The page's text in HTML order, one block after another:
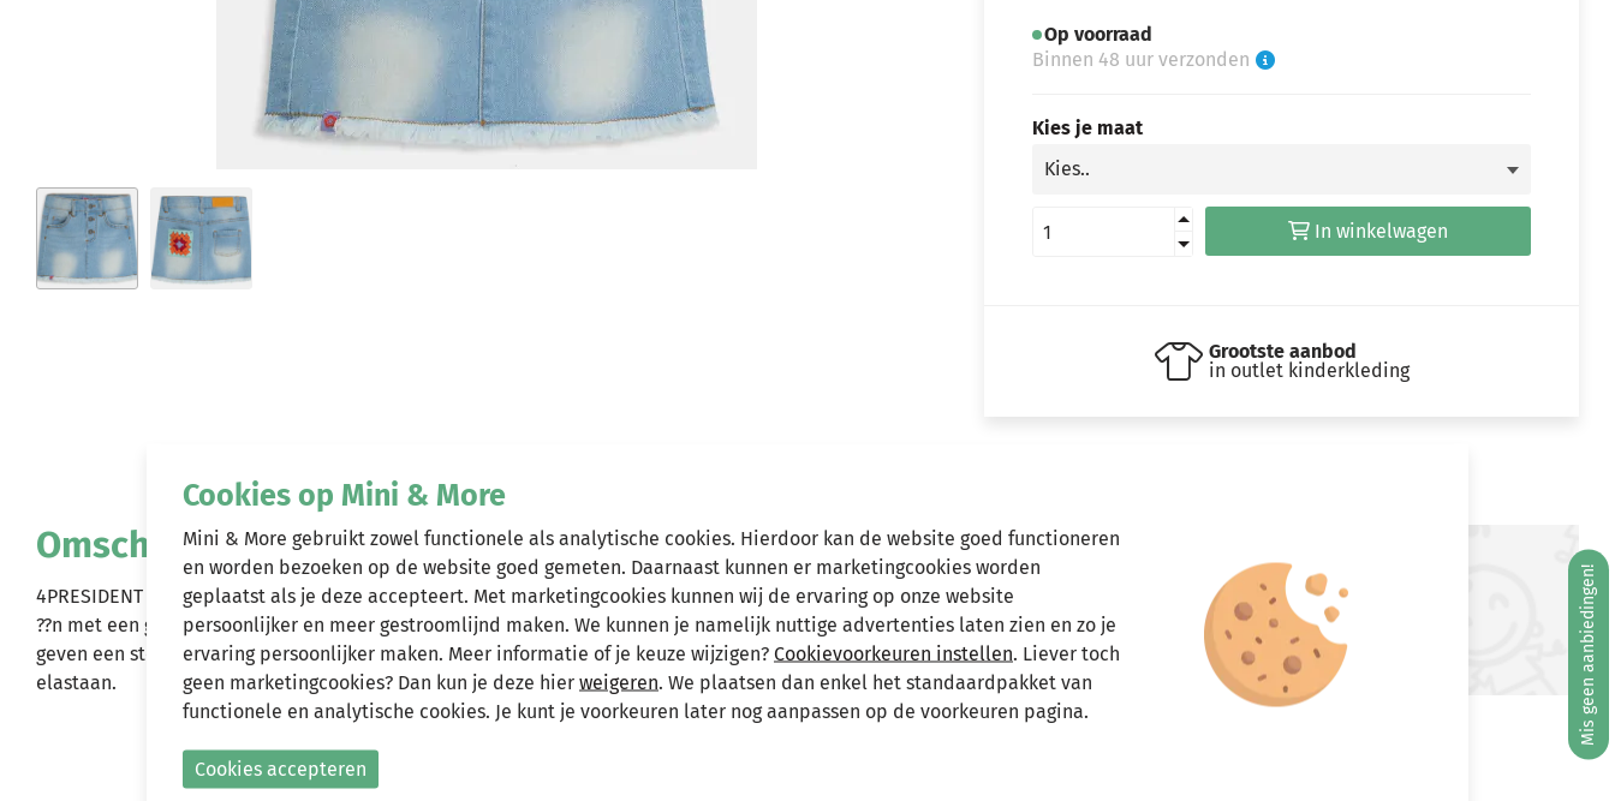
Op voorraad
Binnen 48 uur verzonden
Kies je maat
In winkelwagen
Grootste aanbod
in outlet kinderkleding
Omschrijving
4PRESIDENT Neva, meisjes denim rok met riemlussen en drie knopen. De rok heeft vijf zakken, waarvan
??n met een gehaakt patroon, wat zorgt voor een vrolijke en zomerse look. De ruches aan de onderkant
geven een stoere touch aan het ontwerp. Ook verkrijgbaar in wolkenroze. Materiaal: 95% katoen / 5%
elastaan.
Heeft u vragen?
Stuur een e-mail
info@miniandmore.nl
Mis geen aanbiedingen!
Cookies op Mini & More
Mini & More gebruikt zowel functionele als analytische cookies. Hierdoor kan de website goed functioneren
en worden bezoeken op de website goed gemeten. Daarnaast kunnen er marketingcookies worden
geplaatst als je deze accepteert. Met marketingcookies kunnen wij de ervaring op onze website
persoonlijker en meer gestroomlijnd maken. We kunnen je namelijk nuttige advertenties laten zien en zo je
ervaring persoonlijker maken. Meer informatie of je keuze wijzigen? Cookievoorkeuren instellen. Liever toch
geen marketingcookies? Dan kun je deze hier weigeren. We plaatsen dan enkel het standaardpakket van
functionele en analytische cookies. Je kunt je voorkeuren later nog aanpassen op de voorkeuren pagina.
Cookies accepteren